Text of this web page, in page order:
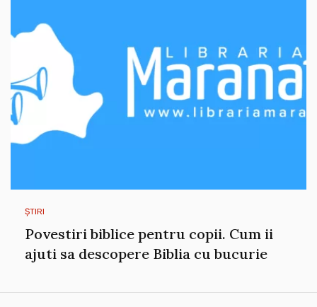
ȘTIRI
Povestiri biblice pentru copii. Cum ii
ajuti sa descopere Biblia cu bucurie